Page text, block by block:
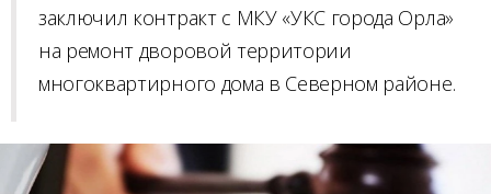
заключил контракт с МКУ «УКС города Орла»
на ремонт дворовой территории
многоквартирного дома в Северном районе.